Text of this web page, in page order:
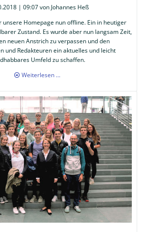
| 09:07von Johannes Heß
unsere Homepage nun offline. Ein in heutiger
Zustand. Es wurde aber nun langsam Zeit,
neuen Anstrich zu verpassen und den
und Redakteuren ein aktuelles und leicht
Umfeld zu schaffen.
Weiterlesen …Neue